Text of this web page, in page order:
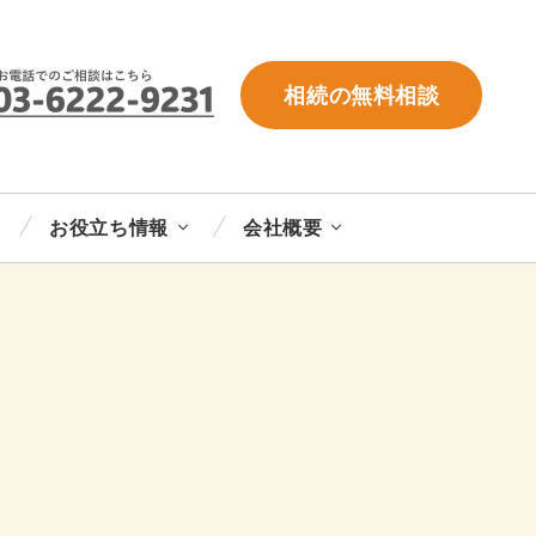
相続の無料相談
お役立ち情報 会社概要